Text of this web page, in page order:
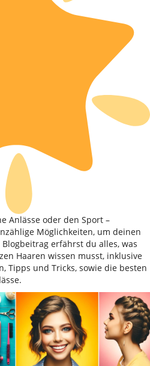
Anlässe oder den Sport –
Möglichkeiten, um deinen
erfährst du alles, was
Haaren wissen musst, inklusive
Tipps und Tricks, sowie die besten